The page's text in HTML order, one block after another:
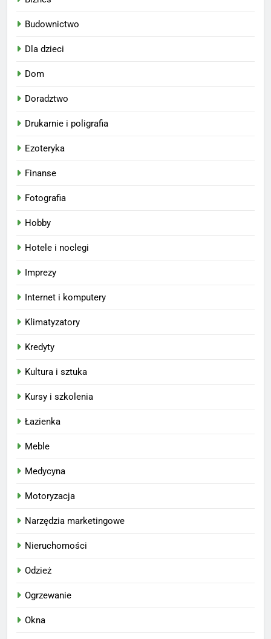
Budownictwo
Dla dzieci
Dom
Doradztwo
Drukarnie i poligrafia
Ezoteryka
Finanse
Fotografia
Hobby
Hotele i noclegi
Imprezy
Internet i komputery
Klimatyzatory
Kredyty
Kultura i sztuka
Kursy i szkolenia
Łazienka
Meble
Medycyna
Motoryzacja
Narzędzia marketingowe
Nieruchomości
Odzież
Ogrzewanie
Okna